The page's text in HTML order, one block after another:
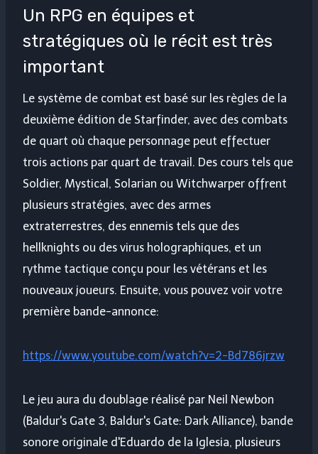
Un RPG en équipes et
stratégiques où le récit est très
important
Le système de combat est basé sur les règles de la
deuxième édition de Starfinder, avec des combats
de quart où chaque personnage peut effectuer
trois actions par quart de travail. Des cours tels que
Soldier, Mystical, Solarian ou Witchwarper offrent
plusieurs stratégies, avec des armes
extraterrestres, des ennemis tels que des
hellknights ou des virus holographiques, et un
rythme tactique conçu pour les vétérans et les
nouveaux joueurs. Ensuite, vous pouvez voir votre
première bande-annonce:
https://www.youtube.com/watch?v=2-Bd786jrzw
Le jeu aura du doublage réalisé par Neil Newbon
(Baldur's Gate 3, Baldur's Gate: Dark Alliance), bande
sonore originale d'Eduardo de la Iglesia, plusieurs